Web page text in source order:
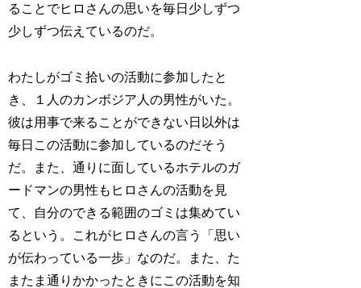
ることでヒロさんの思いを毎日少しずつ
少しずつ伝えているのだ。
わたしがゴミ拾いの活動に参加したと
き、１人のカンボジア人の男性がいた。
彼は用事で来ることができない日以外は
毎日この活動に参加しているのだそう
だ。また、通りに面しているホテルのガ
ードマンの男性もヒロさんの活動を見
て、自分のできる範囲のゴミは集めてい
るという。これがヒロさんの言う「思い
が伝わっている一歩」なのだ。また、た
またま通りかかったときにこの活動を知